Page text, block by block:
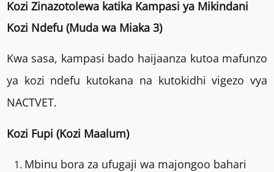
Kozi Zinazotolewa katika Kampasi ya Mikindani
Kozi Ndefu (Muda wa Miaka 3)
Kwa sasa, kampasi bado haijaanza kutoa mafunzo
ya kozi ndefu kutokana na kutokidhi vigezo vya
NACTVET.
Kozi Fupi (Kozi Maalum)
Mbinu bora za ufugaji wa majongoo bahari